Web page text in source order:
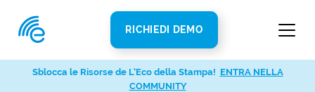
RICHIEDI DEMO
Sblocca le Risorse de L’Eco della Stampa! ENTRA NELLA
COMMUNITY